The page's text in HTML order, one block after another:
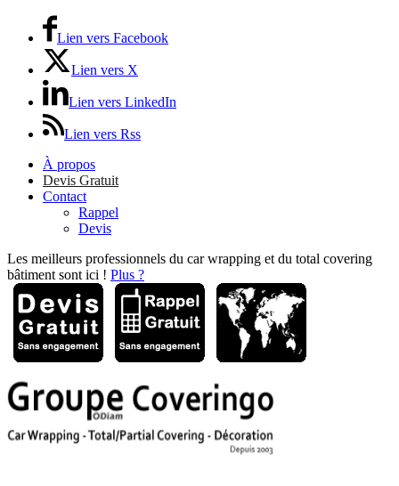
Lien vers Facebook
Lien vers X
Lien vers LinkedIn
Lien vers Rss
À propos
Devis Gratuit
Contact
Rappel
Devis
Les meilleurs professionnels du car wrapping et du total covering
bâtiment sont ici ! Plus ?